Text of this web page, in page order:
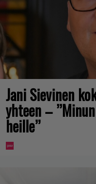
Jani Sievinen
yhteen –
heille”